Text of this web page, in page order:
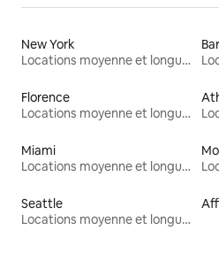
New York
Locations moyenne et longue durée
Florence
Locations moyenne et longue durée
Miami
Locations moyenne et longue durée
Seattle
Locations moyenne et longue durée